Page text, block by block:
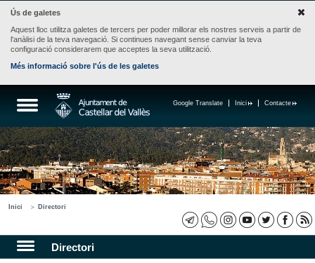
Ús de galetes
Aquest lloc utilitza galetes de tercers per poder millorar els nostres serveis a partir de
l'anàlisi de la teva navegació. Si continues navegant sense canviar la teva
configuració considerarem que acceptes la seva utilització.
Més informació sobre l'ús de les galetes
Contacte
Inici
Google Translate
Inici Directori
Directori